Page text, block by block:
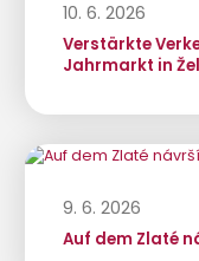
10. 6. 2026
Verstärkte
Jahrmarkt in
9. 6. 2026
Auf dem Zlaté